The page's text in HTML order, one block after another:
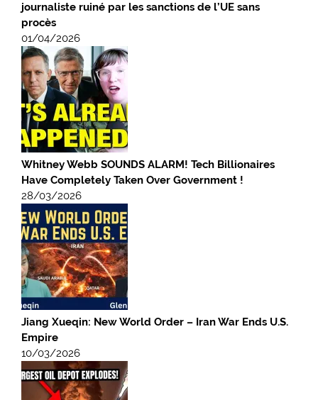
journaliste ruiné par les sanctions de l’UE sans
procès
01/04/2026
Whitney Webb SOUNDS ALARM! Tech Billionaires
Have Completely Taken Over Government !
28/03/2026
Jiang Xueqin: New World Order – Iran War Ends U.S.
Empire
10/03/2026